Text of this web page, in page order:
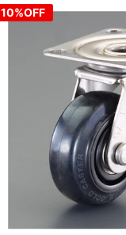
10%OFF